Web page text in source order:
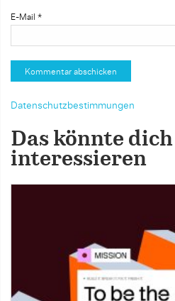
E-Mail *
Datenschutzbestimmungen
Das könnte
interessieren